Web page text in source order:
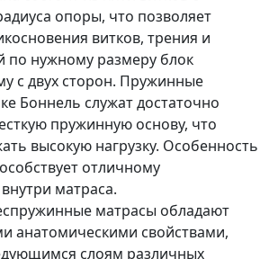
опоры, что позволяет
витков, трения и
по нужному размеру блок
с двух сторон. Пружинные
Боннель служат достаточно
пружинную основу, что
высокую нагрузку. Особенность
отличному
матраса.
матрасы обладают
анатомическими свойствами,
слоям различных